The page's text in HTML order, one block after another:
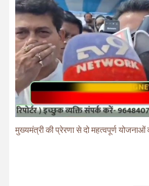
मुख्यमंत्री की प्रेरणा से दो महत्वपूर्ण योजनाओं